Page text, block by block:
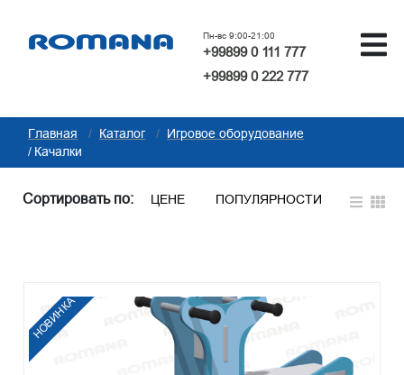
Пн-вс 9:00-21:00
+99899 0 111 777
+99899 0 222 777
Главная Каталог
Игровое оборудование
Качалки
Сортировать по: ЦЕНЕ ПОПУЛЯРНОСТИ
НОВИНКА